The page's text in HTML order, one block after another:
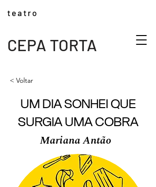
CEPA TORTA
t e a t r o
< Voltar
UM DIA SONHEI QUE
SURGIA UMA COBRA
Mariana Antão